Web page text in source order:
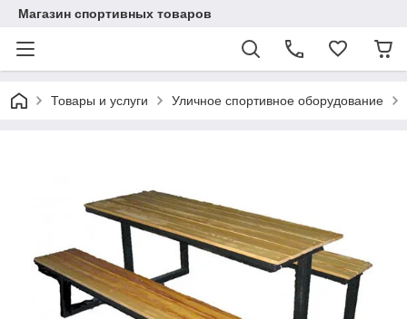
Магазин спортивных товаров
Товары и услуги Уличное спортивное оборудование